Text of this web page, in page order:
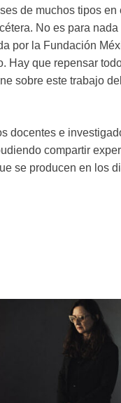
de muchos tipos en
No es para nada
por la Fundación
Hay que repensar
sobre este trabajo
docentes e
compartir
se producen en los